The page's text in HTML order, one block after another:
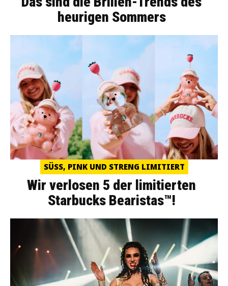
heurigen Sommers
SÜSS, PINK UND STRENG LIMITIERT
Wir verlosen 5 der limitierten
Starbucks Bearistas™!